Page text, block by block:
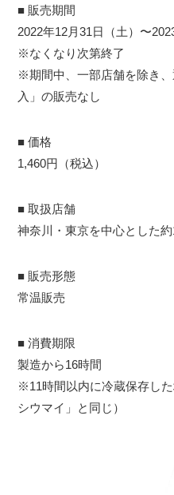
■ 販売期間
2022年12月31日（土）〜
※なくなり次第終了
※期間中、一部店舗を除き
入」の販売なし
■ 価格
1,460円（税込）
■ 取扱店舗
神奈川・東京を中心とした
■ 販売形態
常温販売
■ 消費期限
製造から16時間
※11時間以内に冷蔵保存し
シウマイ」と同じ）